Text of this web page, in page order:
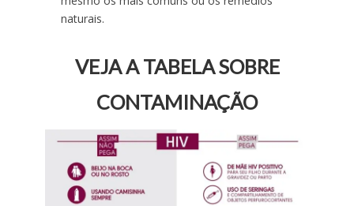
naturais.
VEJA A TABELA SOBRE
CONTAMINAÇÃO